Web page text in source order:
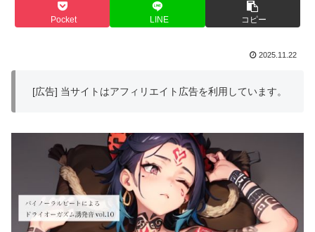
Pocket LINE コピー
2025.11.22
[広告] 当サイトはアフィリエイト広告を利用しています。